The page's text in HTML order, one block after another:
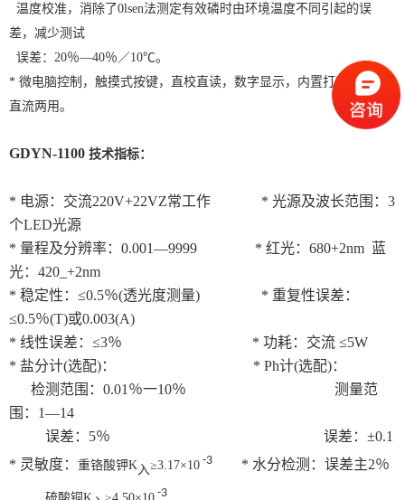
温度校准，消除了0lsen法测定有效磷时由环境温度不同引起的误
差，减少测试
误差：20％—40％／10℃。
* 微电脑控制，触摸式按键，直校直读，数字显示，内置打印机，交
直流两用。
GDYN-1100 技术指标：
* 电源：交流220V+22VZ常工作 * 光源及波长范围：3
个LED光源
* 量程及分辨率：0.001—9999 * 红光：680+2nm 蓝
光：420_+2nm
* 稳定性：≤0.5％(透光度测量) * 重复性误差：
≤0.5％(T)或0.003(A)
* 线性误差：≤3％ * 功耗：交流 ≤5W
* 盐分计(选配)： * Ph计(选配)：
检测范围：0.01％一10％ 测量范
围：1—14
误差：5％ 误差：±0.1
* 灵敏度： 重铬酸钾K 入≥3.17×10 -3 * 水分检测：误差主2％
-3